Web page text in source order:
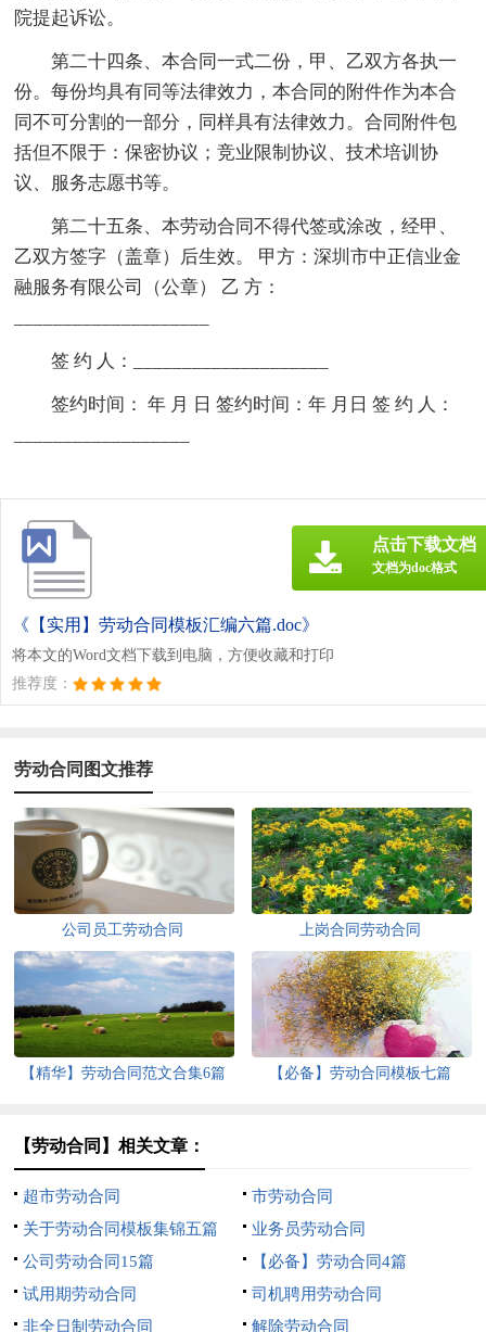
院提起诉讼。
第二十四条、本合同一式二份，甲、乙双方各执一
份。每份均具有同等法律效力，本合同的附件作为本合
同不可分割的一部分，同样具有法律效力。合同附件包
括但不限于：保密协议；竞业限制协议、技术培训协
议、服务志愿书等。
第二十五条、本劳动合同不得代签或涂改，经甲、
乙双方签字（盖章）后生效。 甲方：深圳市中正信业金
融服务有限公司（公章） 乙 方：
签 约 人：____________________
签约时间： 年 月 日 签约时间：年 月日 签 约 人：
《【实用】劳动合同模板汇编六篇.doc》
将本文的Word文档下载到电脑，方便收藏和打印
推荐度：
点击下载文档
文档为doc格式
劳动合同图文推荐
公司员工劳动合同 上岗合同劳动合同
【精华】劳动合同范文合集6篇 【必备】劳动合同模板七篇
【劳动合同】相关文章：
超市劳动合同
市劳动合同
关于劳动合同模板集锦五篇
业务员劳动合同
公司劳动合同15篇
【必备】劳动合同4篇
试用期劳动合同
司机聘用劳动合同
非全日制劳动合同
解除劳动合同